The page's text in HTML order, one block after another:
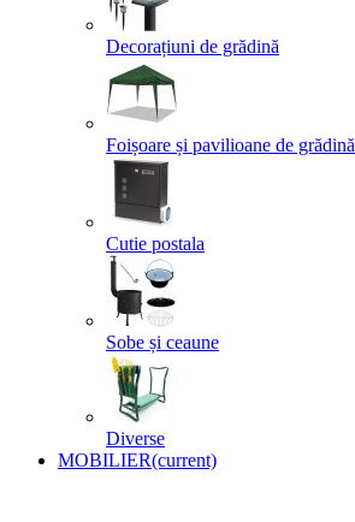
Decorațiuni de grădină
Foișoare și pavilioane de grădină
Cutie postala
Sobe și ceaune
Diverse
MOBILIER(current)